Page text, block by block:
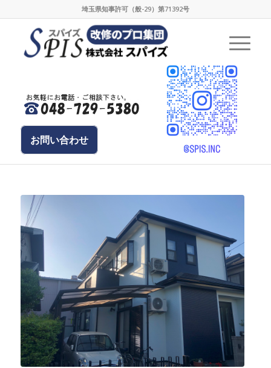
埼玉県知事許可（般-29）第71392号
お問い合わせ